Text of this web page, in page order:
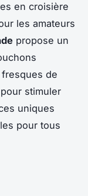
en croisière
les amateurs
propose un
de
stimuler
uniques
pour tous